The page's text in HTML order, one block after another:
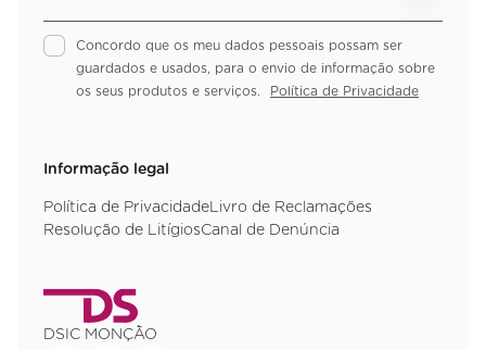
Concordo que os meu dados pessoais possam ser
guardados e usados, para o envio de informação sobre
os seus produtos e serviços.
Política de Privacidade
Informação legal
Política de PrivacidadeLivro de Reclamações
Resolução de LitígiosCanal de Denúncia
DSIC MONÇÃO